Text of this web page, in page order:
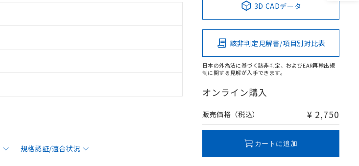
規格認証/適合状況
3D CADデータ
該非判定見解書/項目別対比表
日本の外為法に基づく該非判定、およびEAR再輸出規
制に関する見解が入手できます。
オンライン購入
販売価格（税込） ¥ 2,750
カートに追加